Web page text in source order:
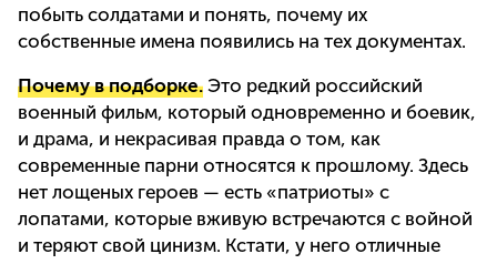
побыть солдатами и понять, почему их
собственные имена появились на тех документах.
Почему в подборке. Это редкий российский
военный фильм, который одновременно и боевик,
и драма, и некрасивая правда о том, как
современные парни относятся к прошлому. Здесь
нет лощеных героев — есть «патриоты» с
лопатами, которые вживую встречаются с войной
и теряют свой цинизм. Кстати, у него отличные